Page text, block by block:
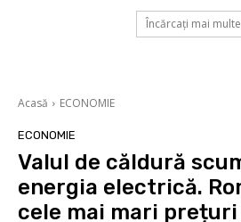
Încărcați mai multe